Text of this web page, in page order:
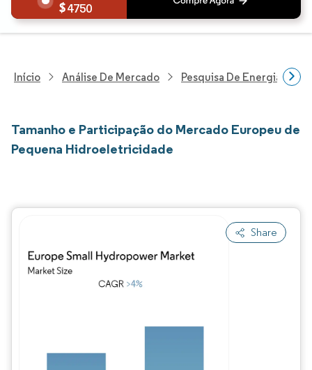
4750
Início Análise De Mercado Pesquisa De Energia E
Tamanho e Participação do Mercado Europeu de
Pequena Hidroeletricidade
Share